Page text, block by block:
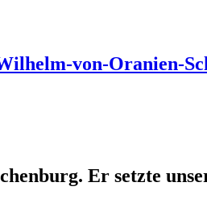
von-Oranien-
Er setzte